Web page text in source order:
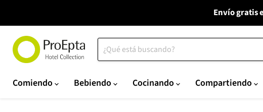
Envío gratis
Comiendo
Bebiendo Cocinando Compartiendo